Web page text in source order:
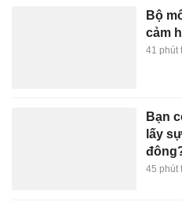
Bộ
cảm
41 phút
Bạn
lấy
45 phút